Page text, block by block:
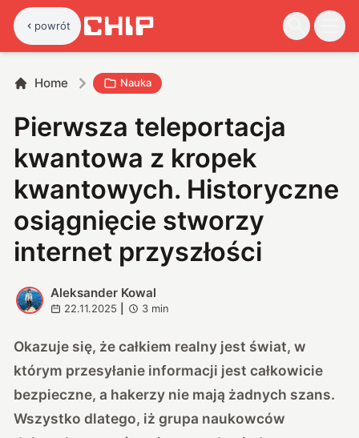
powrót
Home Nauka
Pierwsza teleportacja
kwantowa z kropek
kwantowych. Historyczne
osiągnięcie stworzy
internet przyszłości
A
Aleksander Kowal
22.11.2025 3 min
Okazuje się, że całkiem realny jest świat, w
którym przesyłanie informacji jest całkowicie
bezpieczne, a hakerzy nie mają żadnych szans.
Wszystko dlatego, iż grupa naukowców